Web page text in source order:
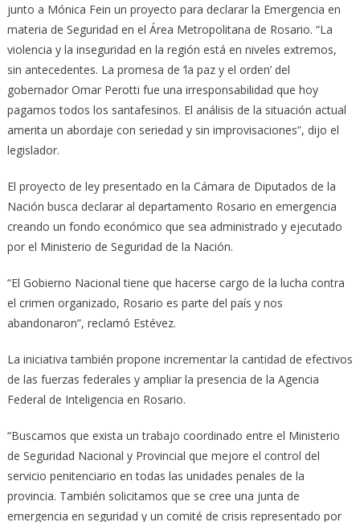
junto a Mónica Fein un proyecto para declarar la Emergencia en
materia de Seguridad en el Área Metropolitana de Rosario. “La
violencia y la inseguridad en la región está en niveles extremos,
sin antecedentes. La promesa de ‘la paz y el orden’ del
gobernador Omar Perotti fue una irresponsabilidad que hoy
pagamos todos los santafesinos. El análisis de la situación actual
amerita un abordaje con seriedad y sin improvisaciones”, dijo el
legislador.
El proyecto de ley presentado en la Cámara de Diputados de la
Nación busca declarar al departamento Rosario en emergencia
creando un fondo económico que sea administrado y ejecutado
por el Ministerio de Seguridad de la Nación.
“El Gobierno Nacional tiene que hacerse cargo de la lucha contra
el crimen organizado, Rosario es parte del país y nos
abandonaron”, reclamó Estévez.
La iniciativa también propone incrementar la cantidad de efectivos
de las fuerzas federales y ampliar la presencia de la Agencia
Federal de Inteligencia en Rosario.
“Buscamos que exista un trabajo coordinado entre el Ministerio
de Seguridad Nacional y Provincial que mejore el control del
servicio penitenciario en todas las unidades penales de la
provincia. También solicitamos que se cree una junta de
emergencia en seguridad y un comité de crisis representado por